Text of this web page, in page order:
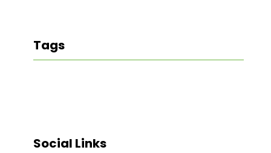
Tags
Social Links